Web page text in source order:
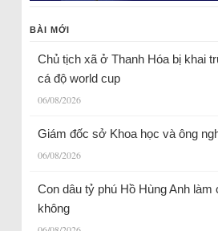
BÀI MỚI
Chủ tịch xã ở Thanh Hóa bị khai
cá độ world cup
06/08/2026
Giám đốc sở Khoa học và ông
06/08/2026
Con dâu tỷ phú Hồ Hùng Anh làm
không